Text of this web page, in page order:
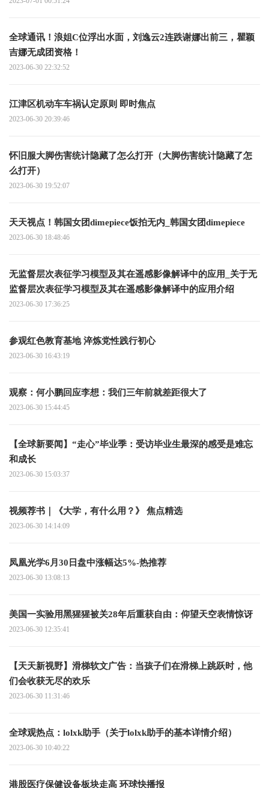
全球通讯！浪姐C位浮出水面，刘逸云2连跌谢娜出前三，瞿颖
吉娜无成团资格！
2023-06-30 22:32:52
江津区机动车车祸认定原则 即时焦点
2023-06-30 20:39:46
怀旧服大脚伤害统计隐藏了怎么打开（大脚伤害统计隐藏了怎
么打开）
2023-06-30 19:52:07
天天视点！韩国女团dimepiece饭拍无内_韩国女团dimepiece
2023-06-30 18:48:46
无监督层次表征学习模型及其在遥感影像解译中的应用_关于无
监督层次表征学习模型及其在遥感影像解译中的应用介绍
2023-06-30 17:36:25
参观红色教育基地 淬炼党性践行初心
2023-06-30 16:43:19
观察：何小鹏回应李想：我们三年前就差距很大了
2023-06-30 15:44:45
【全球新要闻】“走心”毕业季：受访毕业生最深的感受是难忘
和成长
2023-06-30 15:03:37
视频荐书｜《大学，有什么用？》 焦点精选
2023-06-30 14:14:09
凤凰光学6月30日盘中涨幅达5%-热推荐
2023-06-30 13:08:13
美国一实验用黑猩猩被关28年后重获自由：仰望天空表情惊讶
2023-06-30 12:35:41
【天天新视野】滑梯软文广告：当孩子们在滑梯上跳跃时，他
们会收获无尽的欢乐
2023-06-30 11:31:46
全球观热点：lolxk助手（关于lolxk助手的基本详情介绍）
2023-06-30 10:40:22
港股医疗保健设备板块走高 环球快播报